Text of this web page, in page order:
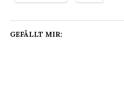
GEFÄLLT MIR: